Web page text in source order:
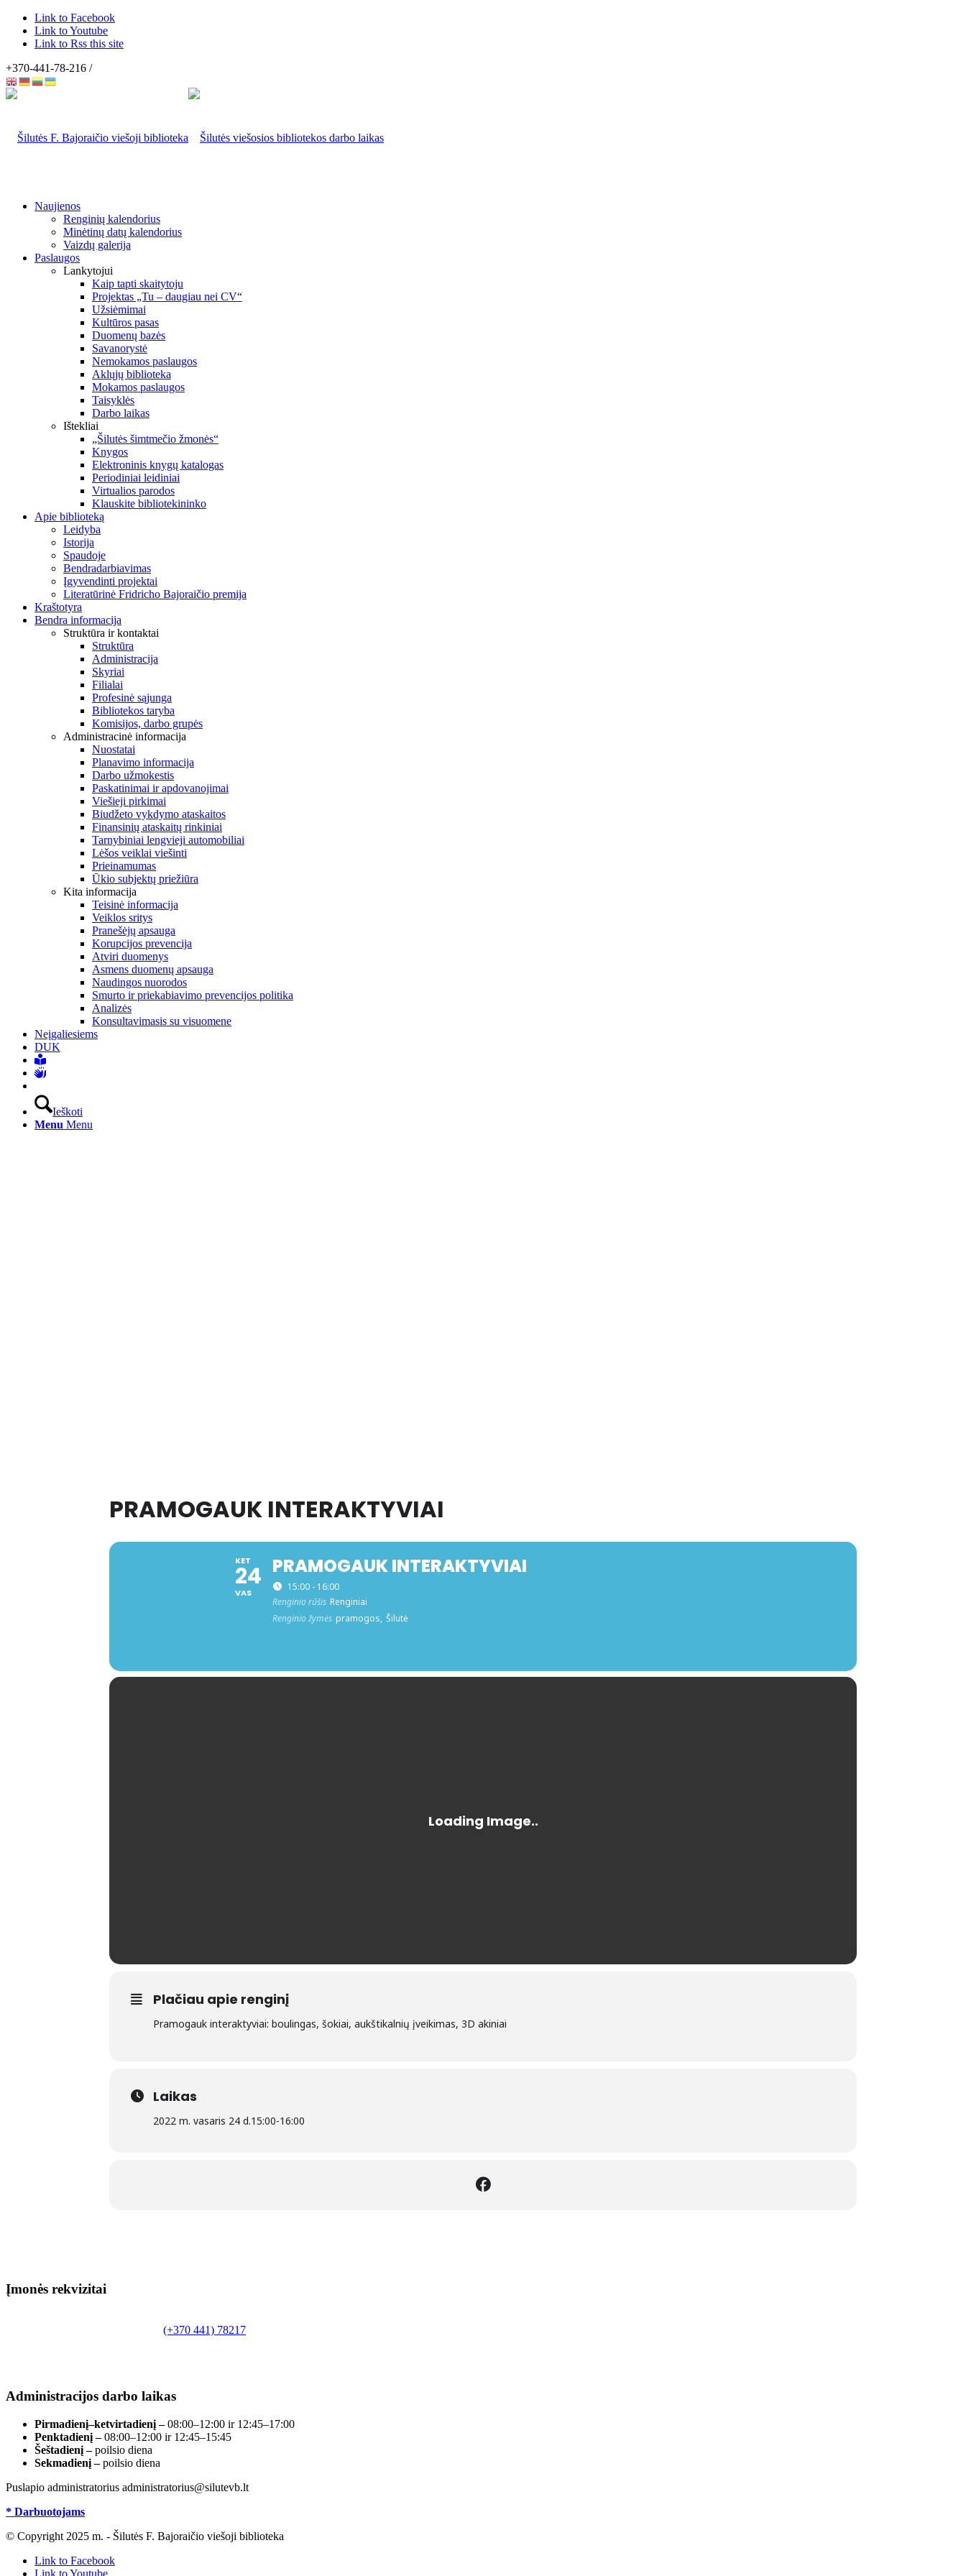
Link to Facebook
Link to Youtube
Link to Rss this site
+370-441-78-216 /
Naujienos
Renginių kalendorius
Minėtinų datų kalendorius
Vaizdų galerija
Paslaugos
Lankytojui
Kaip tapti skaitytoju
Projektas „Tu – daugiau nei CV“
Užsiėmimai
Kultūros pasas
Duomenų bazės
Savanorystė
Nemokamos paslaugos
Aklųjų biblioteka
Mokamos paslaugos
Taisyklės
Darbo laikas
Ištekliai
„Šilutės šimtmečio žmonės“
Knygos
Elektroninis knygų katalogas
Periodiniai leidiniai
Virtualios parodos
Klauskite bibliotekininko
Apie biblioteką
Leidyba
Istorija
Spaudoje
Bendradarbiavimas
Įgyvendinti projektai
Literatūrinė Fridricho Bajoraičio premija
Kraštotyra
Bendra informacija
Struktūra ir kontaktai
Struktūra
Administracija
Skyriai
Filialai
Profesinė sąjunga
Bibliotekos taryba
Komisijos, darbo grupės
Administracinė informacija
Nuostatai
Planavimo informacija
Darbo užmokestis
Paskatinimai ir apdovanojimai
Viešieji pirkimai
Biudžeto vykdymo ataskaitos
Finansinių ataskaitų rinkiniai
Tarnybiniai lengvieji automobiliai
Lėšos veiklai viešinti
Prieinamumas
Ūkio subjektų priežiūra
Kita informacija
Teisinė informacija
Veiklos sritys
Pranešėjų apsauga
Korupcijos prevencija
Atviri duomenys
Asmens duomenų apsauga
Naudingos nuorodos
Smurto ir priekabiavimo prevencijos politika
Analizės
Konsultavimasis su visuomene
Neįgaliesiems
DUK
Ieškoti
Menu Menu
PRAMOGAUK INTERAKTYVIAI
KET
24
VAS
PRAMOGAUK INTERAKTYVIAI
15:00 - 16:00
Renginio rūšis Renginiai
Renginio žymės pramogos, Šilutė
Plačiau apie renginį
Pramogauk interaktyviai: boulingas, šokiai, aukštikalnių įveikimas, 3D akiniai
Laikas
2022 m. vasaris 24 d.15:00-16:00
Įmonės rekvizitai
(+370 441) 78217
Administracijos darbo laikas
Pirmadienį–ketvirtadienį –08:00–12:00 ir 12:45–17:00
Penktadienį –08:00–12:00 ir 12:45–15:45
Šeštadienį –poilsio diena
Sekmadienį –poilsio diena
Puslapio administratorius administratorius@silutevb.lt
* Darbuotojams
© Copyright 2025 m. - Šilutės F. Bajoraičio viešoji biblioteka
Link to Facebook
Link to Youtube